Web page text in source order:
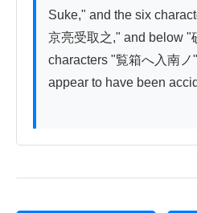
Suke," and the six
京亮受取之," and below "
characters "覧箱へ入南
appear to have been